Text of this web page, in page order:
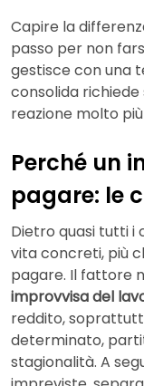
Capire la
passo per non
gestisce con una
consolida
reazione molto
Perché un
pagare: le
Dietro quasi tutti i
vita concreti, più
pagare. Il fattore
improvvisa del
reddito,
determinato,
stagionalità. A